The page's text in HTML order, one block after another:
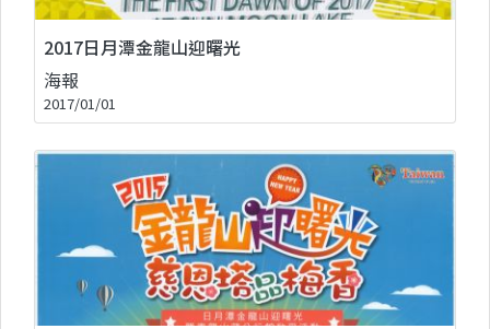
2017日月潭金龍山迎曙光
海報
2017/01/01